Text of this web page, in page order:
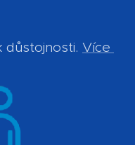
důstojnosti. Více